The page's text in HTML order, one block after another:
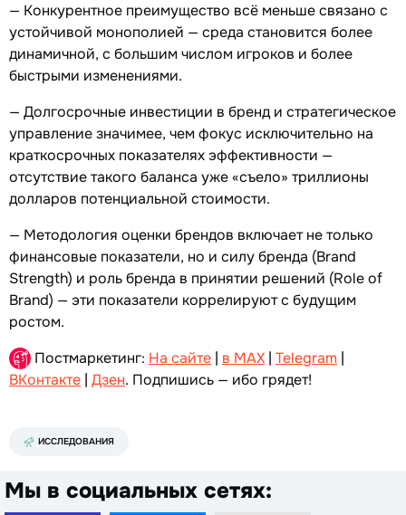
— Конкурентное преимущество всё меньше связано с
устойчивой монополией — среда становится более
динамичной, с большим числом игроков и более
быстрыми изменениями.
— Долгосрочные инвестиции в бренд и стратегическое
управление значимее, чем фокус исключительно на
краткосрочных показателях эффективности —
отсутствие такого баланса уже «съело» триллионы
долларов потенциальной стоимости.
— Методология оценки брендов включает не только
финансовые показатели, но и силу бренда (Brand
Strength) и роль бренда в принятии решений (Role of
Brand) — эти показатели коррелируют с будущим
ростом.
Постмаркетинг: На сайте | в MAX | Telegram |
ВКонтакте | Дзен. Подпишись — ибо грядет!
ИССЛЕДОВАНИЯ
Мы в социальных сетях: